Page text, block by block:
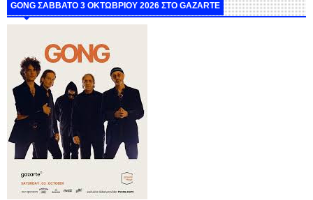
GONG ΣΑΒΒΑΤΟ 3 ΟΚΤΩΒΡΙΟΥ 2026 ΣΤΟ GAZARTE